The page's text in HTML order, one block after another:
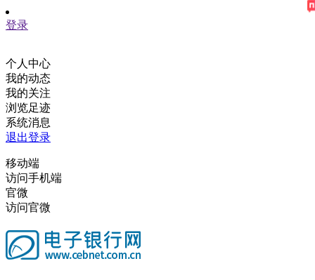
登录
个人中心
我的动态
我的关注
浏览足迹
系统消息
退出登录
移动端
访问手机端
官微
访问官微